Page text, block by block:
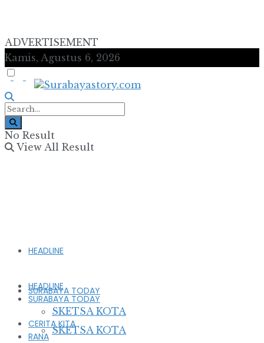
ADVERTISEMENT
Kamis, Agustus 6, 2026
No Result
View All Result
HEADLINE
SURABAYA TODAY
SKETSA KOTA
HEADLINE
SURABAYA TODAY
SKETSA KOTA
CERITA KITA
RANA